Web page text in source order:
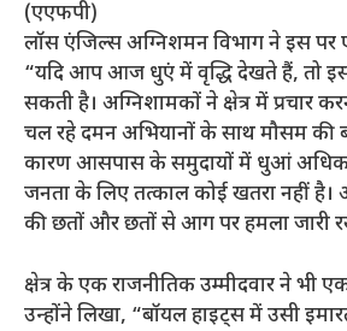
(एएफपी)
लॉस एंजिल्स अग्निशमन विभाग ने इस पर
“यदि आप आज धुएं में वृद्धि देखते हैं, तो
सकती है। अग्निशामकों ने क्षेत्र में प्रचार
चल रहे दमन अभियानों के साथ मौसम की
कारण आसपास के समुदायों में धुआं अधिक
जनता के लिए तत्काल कोई खतरा नहीं है।
की छतों और छतों से आग पर हमला जारी
क्षेत्र के एक राजनीतिक उम्मीदवार ने भी
उन्होंने लिखा, “बॉयल हाइट्स में उसी